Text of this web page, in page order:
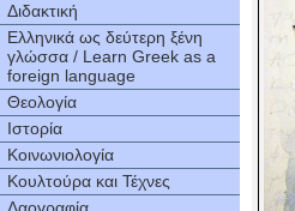
Διδακτική
Ελληνικά ως δεύτερη ξένη
γλώσσα / Learn Greek as a
foreign language
Θεολογία
Ιστορία
Κοινωνιολογία
Κουλτούρα και Τέχνες